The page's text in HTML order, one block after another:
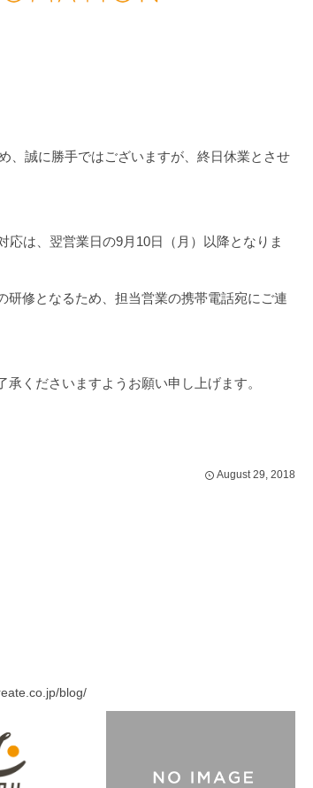
、誠に勝手ではございますが、終日休業とさせ
は、翌営業日の9月10日（月）以降となりま
研修となるため、担当営業の携帯電話宛にご連
くださいますようお願い申し上げます。
August 29, 2018
blog/